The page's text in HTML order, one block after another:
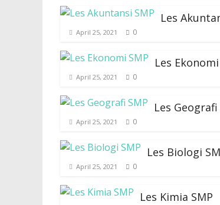
Les
April 25, 2021 0
Les Ekonomi
April 25, 2021 0
Les Geografi
April 25, 2021 0
Les Biologi
April 25, 2021 0
Les Kimia SMP